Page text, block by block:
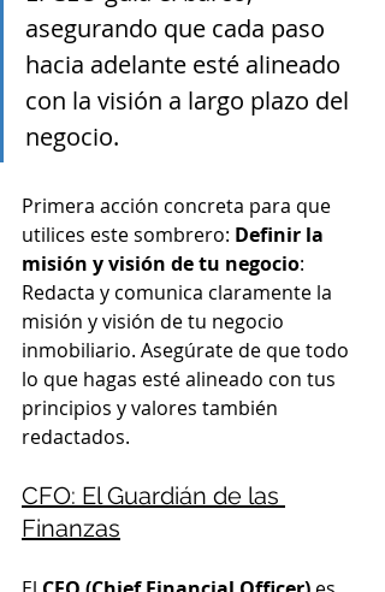
asegurando que cada paso
hacia adelante esté alineado
con la visión a largo plazo del
negocio.
Primera acción concreta para que
utilices este sombrero: Definir la
misión y visión de tu negocio:
Redacta y comunica claramente la
misión y visión de tu negocio
inmobiliario. Asegúrate de que todo
lo que hagas esté alineado con tus
principios y valores también
redactados.
CFO: El Guardián de las
Finanzas